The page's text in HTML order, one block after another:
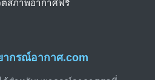
ากรณ์อากาศ.com
ตสภาพอากาศฟรี